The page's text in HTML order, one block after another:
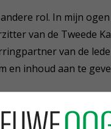
rol. In mijn
van de Tweede
van de
en inhoud aan te
mijn persoonlijke
tussen